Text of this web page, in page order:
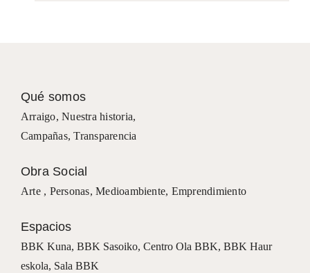
Qué somos
Arraigo,Nuestra historia,
Campañas, Transparencia
Obra Social
Arte , Personas,Medioambiente, Emprendimiento
Espacios
BBK Kuna, BBK Sasoiko, Centro Ola BBK, BBK Haur
eskola, Sala BBK